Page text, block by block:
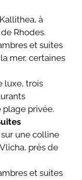
à
Rhodes.
et suites
mer, certaines
luxe, trois
plage privée.
sur une colline
près de
et suites